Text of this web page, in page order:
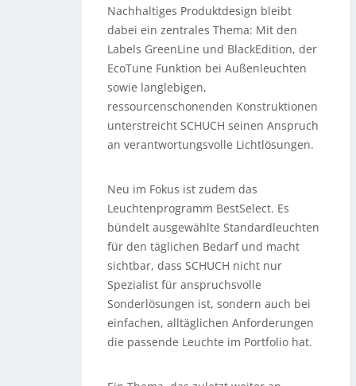
Nachhaltiges Produktdesign bleibt
dabei ein zentrales Thema: Mit den
Labels GreenLine und BlackEdition, der
EcoTune Funktion bei Außenleuchten
sowie langlebigen,
ressourcenschonenden Konstruktionen
unterstreicht SCHUCH seinen Anspruch
an verantwortungsvolle Lichtlösungen.
Neu im Fokus ist zudem das
Leuchtenprogramm BestSelect. Es
bündelt ausgewählte Standardleuchten
für den täglichen Bedarf und macht
sichtbar, dass SCHUCH nicht nur
Spezialist für anspruchsvolle
Sonderlösungen ist, sondern auch bei
einfachen, alltäglichen Anforderungen
die passende Leuchte im Portfolio hat.